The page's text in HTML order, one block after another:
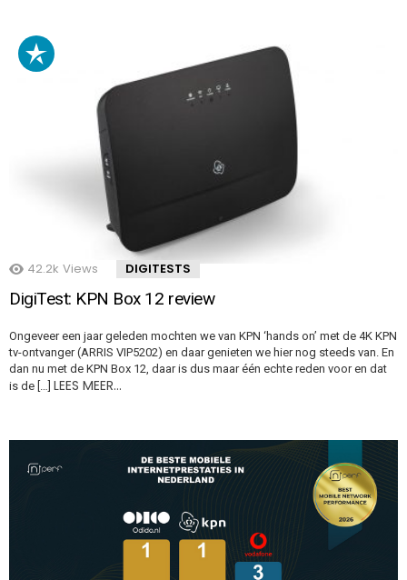
42.2k Views DIGITESTS
DigiTest: KPN Box 12 review
Ongeveer een jaar geleden mochten we van KPN ‘hands on’ met de 4K KPN
tv-ontvanger (ARRIS VIP5202) en daar genieten we hier nog steeds van. En
dan nu met de KPN Box 12, daar is dus maar één echte reden voor en dat
is de […] LEES MEER…